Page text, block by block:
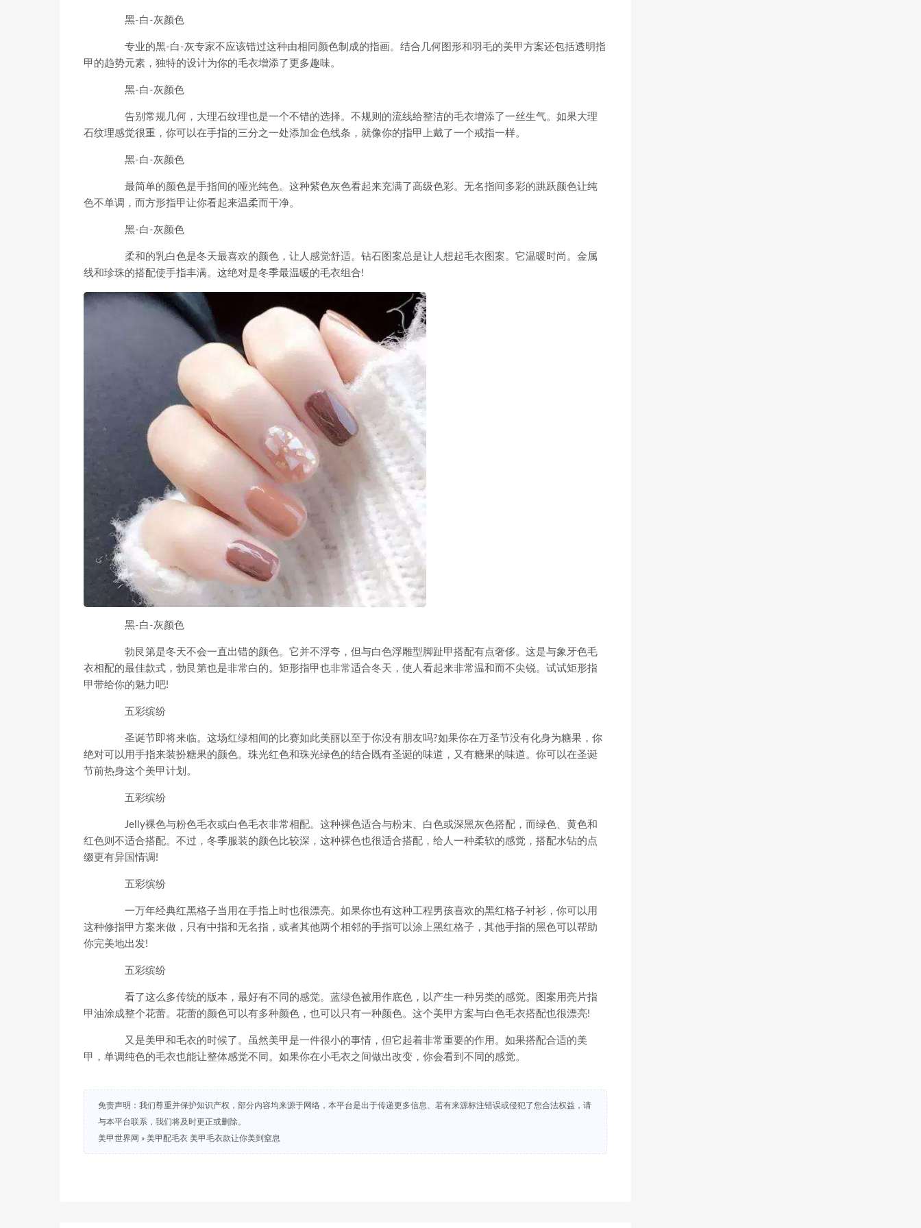
黑-白-灰颜色
专业的黑-白-灰专家不应该错过这种由相同颜色制成的指画。结合几何图形和羽毛的美甲方案还包括透明指
甲的趋势元素，独特的设计为你的毛衣增添了更多趣味。
黑-白-灰颜色
告别常规几何，大理石纹理也是一个不错的选择。不规则的流线给整洁的毛衣增添了一丝生气。如果大理
石纹理感觉很重，你可以在手指的三分之一处添加金色线条，就像你的指甲上戴了一个戒指一样。
黑-白-灰颜色
最简单的颜色是手指间的哑光纯色。这种紫色灰色看起来充满了高级色彩。无名指间多彩的跳跃颜色让纯
色不单调，而方形指甲让你看起来温柔而干净。
黑-白-灰颜色
柔和的乳白色是冬天最喜欢的颜色，让人感觉舒适。钻石图案总是让人想起毛衣图案。它温暖时尚。金属
线和珍珠的搭配使手指丰满。这绝对是冬季最温暖的毛衣组合!
黑-白-灰颜色
勃艮第是冬天不会一直出错的颜色。它并不浮夸，但与白色浮雕型脚趾甲搭配有点奢侈。这是与象牙色毛
衣相配的最佳款式，勃艮第也是非常白的。矩形指甲也非常适合冬天，使人看起来非常温和而不尖锐。试试矩形指
甲带给你的魅力吧!
五彩缤纷
圣诞节即将来临。这场红绿相间的比赛如此美丽以至于你没有朋友吗?如果你在万圣节没有化身为糖果，你
绝对可以用手指来装扮糖果的颜色。珠光红色和珠光绿色的结合既有圣诞的味道，又有糖果的味道。你可以在圣诞
节前热身这个美甲计划。
五彩缤纷
Jelly裸色与粉色毛衣或白色毛衣非常相配。这种裸色适合与粉末、白色或深黑灰色搭配，而绿色、黄色和
红色则不适合搭配。不过，冬季服装的颜色比较深，这种裸色也很适合搭配，给人一种柔软的感觉，搭配水钻的点
缀更有异国情调!
五彩缤纷
一万年经典红黑格子当用在手指上时也很漂亮。如果你也有这种工程男孩喜欢的黑红格子衬衫，你可以用
这种修指甲方案来做，只有中指和无名指，或者其他两个相邻的手指可以涂上黑红格子，其他手指的黑色可以帮助
你完美地出发!
五彩缤纷
看了这么多传统的版本，最好有不同的感觉。蓝绿色被用作底色，以产生一种另类的感觉。图案用亮片指
甲油涂成整个花蕾。花蕾的颜色可以有多种颜色，也可以只有一种颜色。这个美甲方案与白色毛衣搭配也很漂亮!
又是美甲和毛衣的时候了。虽然美甲是一件很小的事情，但它起着非常重要的作用。如果搭配合适的美
甲，单调纯色的毛衣也能让整体感觉不同。如果你在小毛衣之间做出改变，你会看到不同的感觉。
免责声明：我们尊重并保护知识产权，部分内容均来源于网络，本平台是出于传递更多信息、若有来源标注错误或侵犯了您合法权益，请
与本平台联系，我们将及时更正或删除。
美甲世界网 » 美甲配毛衣 美甲毛衣款让你美到窒息